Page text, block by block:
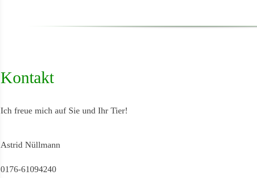
Kontakt
Ich freue mich auf Sie und Ihr Tier!
Astrid Nüllmann
0176-61094240